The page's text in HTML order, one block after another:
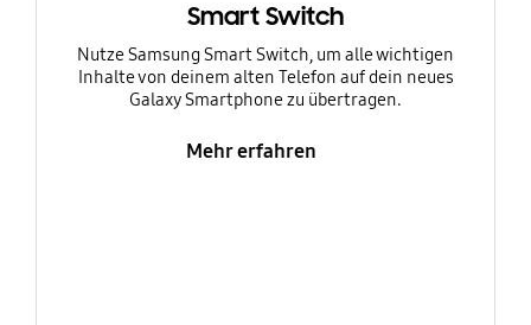
Smart Switch
Nutze Samsung Smart Switch, um alle wichtigen
Inhalte von deinem alten Telefon auf dein neues
Galaxy Smartphone zu übertragen.
Mehr erfahren